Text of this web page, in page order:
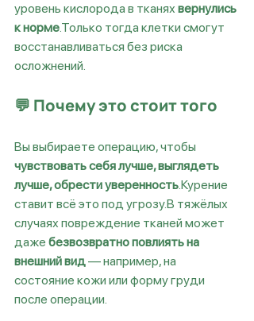
уровень кислорода в тканях вернулись
к норме.Только тогда клетки смогут
восстанавливаться без риска
осложнений.
💬 Почему это стоит того
Вы выбираете операцию, чтобы
чувствовать себя лучше, выглядеть
лучше, обрести уверенность.Курение
ставит всё это под угрозу.В тяжёлых
случаях повреждение тканей может
даже безвозвратно повлиять на
внешний вид — например, на
состояние кожи или форму груди
после операции.